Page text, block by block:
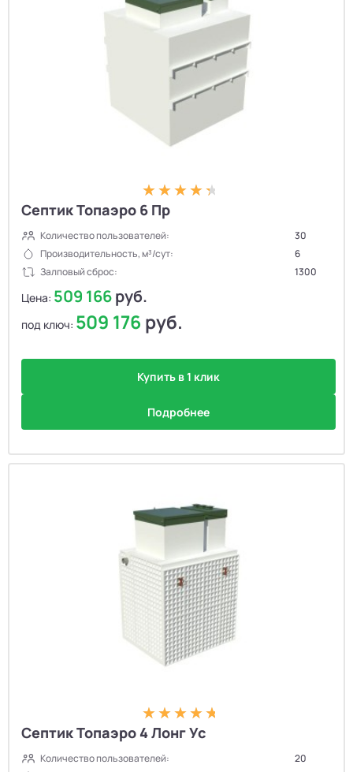
Септик Топаэро 6 Пр
Количество пользователей:
30
Производительность, м³/сут:
6
Залповый сброс:
1300
Цена: 509 166руб.
под ключ: 509 176 руб.
Купить в 1 клик
Подробнее
Септик Топаэро 4 Лонг Ус
Количество пользователей:
20